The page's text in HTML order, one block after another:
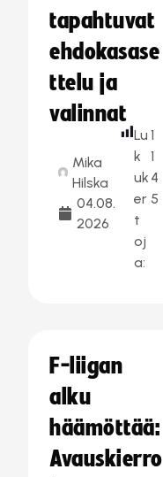
tapahtuvat
ehdokasase
ttelu ja
valinnat
Mika
Hilska
04.08.
2026
Lu
k
uk
er
t
oj
a:
1
1
4
5
F-liigan
alku
häämöttää:
Avauskierro